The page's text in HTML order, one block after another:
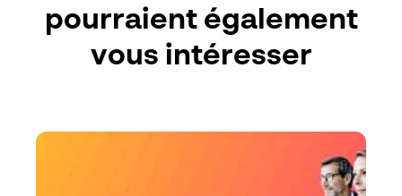
pourraient également
vous intéresser